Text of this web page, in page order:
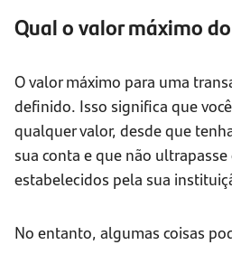
Qual o valor máximo
O valor máximo para uma
definido. Isso significa que
qualquer valor, desde que
sua conta e que não
estabelecidos pela sua
No entanto, algumas coisas